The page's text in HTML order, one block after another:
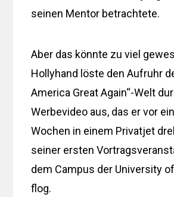
seinen Mentor betrachtete.
Aber das könnte zu viel
Hollyhand löste den Aufruhr
America Great Again“-Welt
Werbevideo aus, das er vor
Wochen in einem Privatjet
seiner ersten
dem Campus der University
flog.